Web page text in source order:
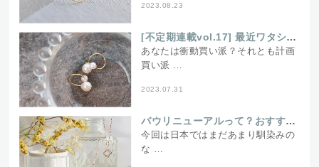
2023.08.23
[不定期連載vol.17] 最近ワタシこれ買いました！
あなたは衝動買い派？それとも計画
買い派 …
2023.07.31
バウリニューアルって？おすすめのセカンドマリッジジュエリーをご紹介♪
今回は日本ではまだあまり馴染みの
な …